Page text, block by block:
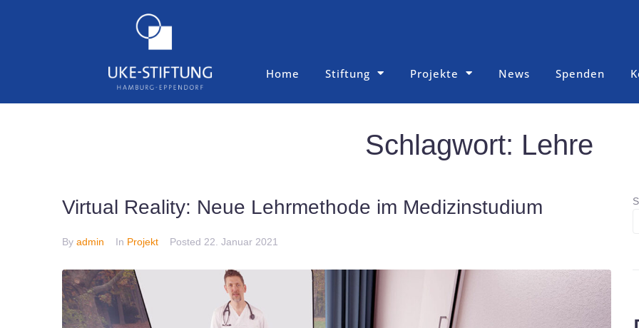
Home Stiftung Projekte News Spenden
Schlagwort: Lehre
Virtual Reality: Neue Lehr­methode im Medizinstudium
By admin In Projekt Posted 22. Januar 2021